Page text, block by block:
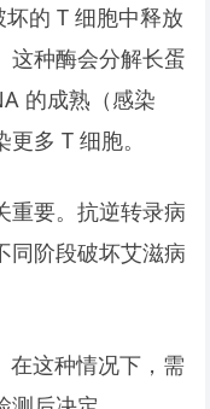
的 T 细胞中释放
这种酶会分解长蛋
的成熟（感染
多 T 细胞。
重要。抗逆转录病
同阶段破坏艾滋病
在这种情况下，需